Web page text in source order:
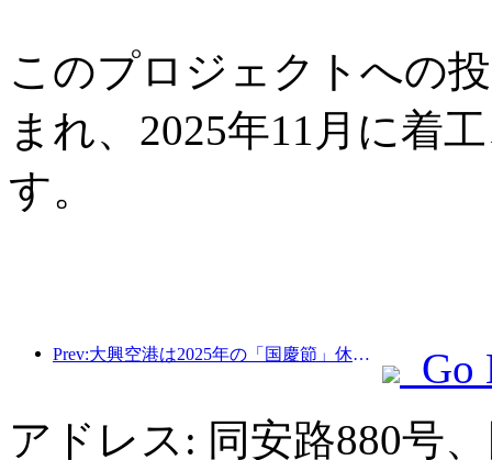
このプロジェクトへの
まれ、2025年11月に着
す。
Prev:大興空港は2025年の「国慶節」休暇中に130万人以上の乗客を輸送する予定だ。
Go
アドレス: 同安路880号